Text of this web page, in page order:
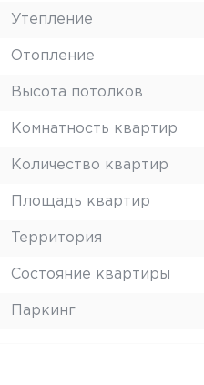
Утепление
Отопление
Высота потолков
Комнатность квартир
Количество квартир
Площадь квартир
Территория
Состояние квартиры
Паркинг